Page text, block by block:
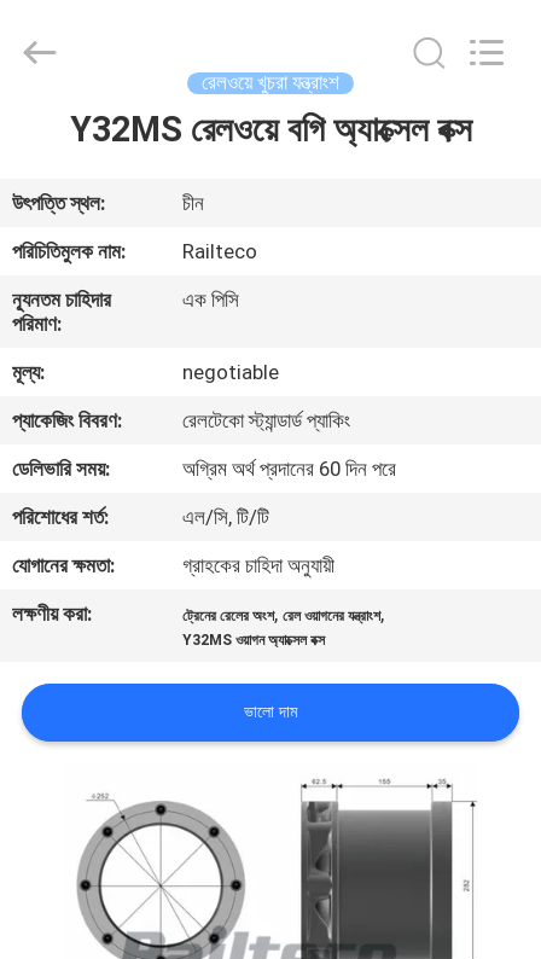
পণ্য
আমাদের
সম্পর্কে
কারখানা
ভ্রমণ
মান
নিয়ন্ত্রণ
সাথে
যোগাযোগ
রেলওয়ে খুচরা যন্ত্রাংশ
Y32MS রেলওয়ে বগি অ্যাক্সেল বক্স
উৎপত্তি স্থল:
চীন
পরিচিতিমুলক নাম:
Railteco
ন্যূনতম চাহিদার
পরিমাণ:
এক পিসি
মূল্য:
negotiable
প্যাকেজিং বিবরণ:
রেলটেকো স্ট্যান্ডার্ড প্যাকিং
ডেলিভারি সময়:
অগ্রিম অর্থ প্রদানের 60 দিন পরে
পরিশোধের শর্ত:
এল/সি, টি/টি
যোগানের ক্ষমতা:
গ্রাহকের চাহিদা অনুযায়ী
লক্ষণীয় করা:
ট্রেনের রেলের অংশ,রেল ওয়াগনের যন্ত্রাংশ,
Y32MS ওয়াগন অ্যাক্সেল বক্স
ভালো দাম